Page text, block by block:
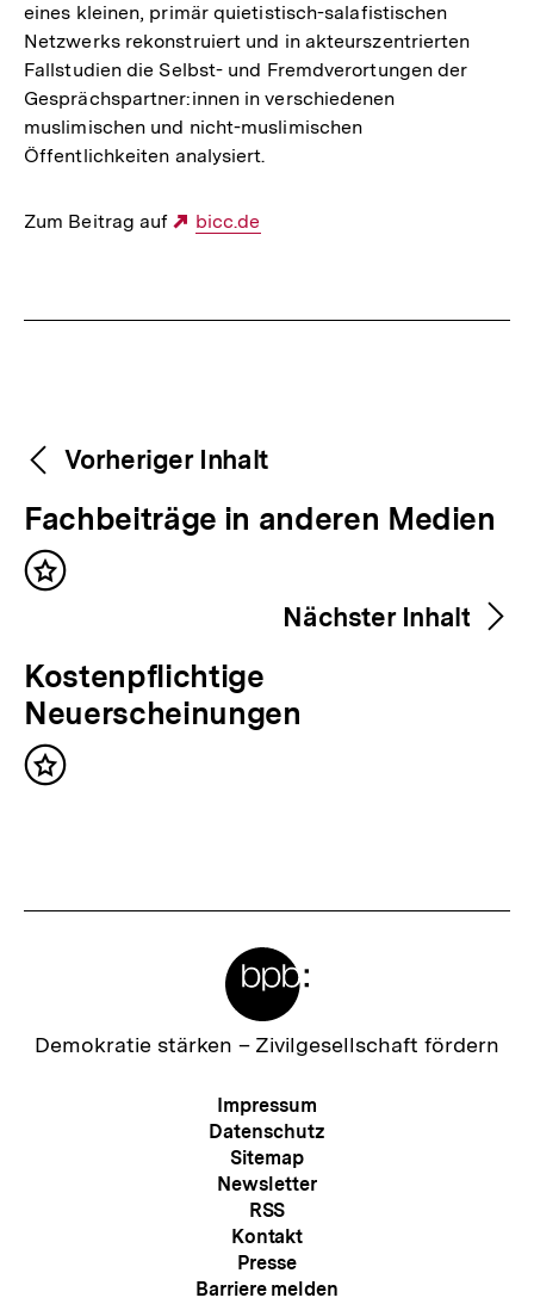
eines kleinen, primär quietistisch-salafistischen
Netzwerks rekonstruiert und in akteurszentrierten
Fallstudien die Selbst- und Fremdverortungen der
Gesprächspartner:innen in verschiedenen
muslimischen und nicht-muslimischen
Öffentlichkeiten analysiert.
Zum Beitrag auf
Externer
bicc.de
Weitere
Inhalte
Content-
Navigation
Vorheriger Inhalt
V
o
r
e
r
i
g
Fachbeiträge in anderen Medien
Inhalt
Nächster Inhalt
N
ä
c
h
h
Kostenpflichtige
Neuerscheinungen
Inhalt
Zur
Demokratie stärken – Zivilgesellschaft fördern
Meta-
Navigation
Impressum
Datenschutz
Sitemap
Newsletter
RSS
Kontakt
Presse
Barriere melden